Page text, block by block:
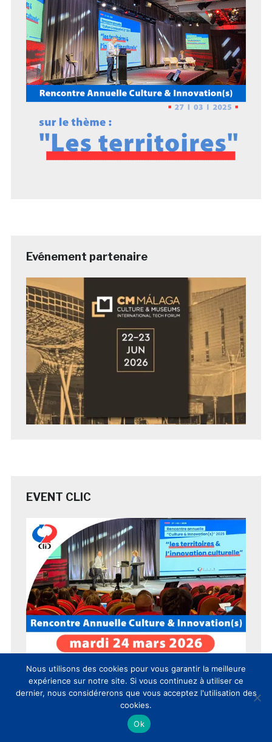
Evénement partenaire
EVENT CLIC
Nous utilisons des cookies pour vous garantir la meilleure
expérience sur notre site. Si vous continuez à utiliser ce
dernier, nous considérerons que vous acceptez l'utilisation des
cookies.
Ok